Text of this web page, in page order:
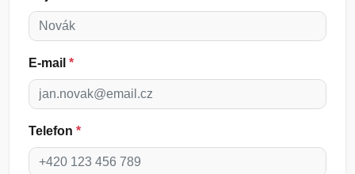
E-mail *
Telefon *